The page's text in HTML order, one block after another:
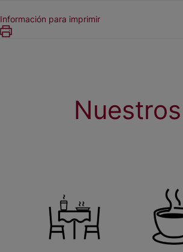
Información para imprimir